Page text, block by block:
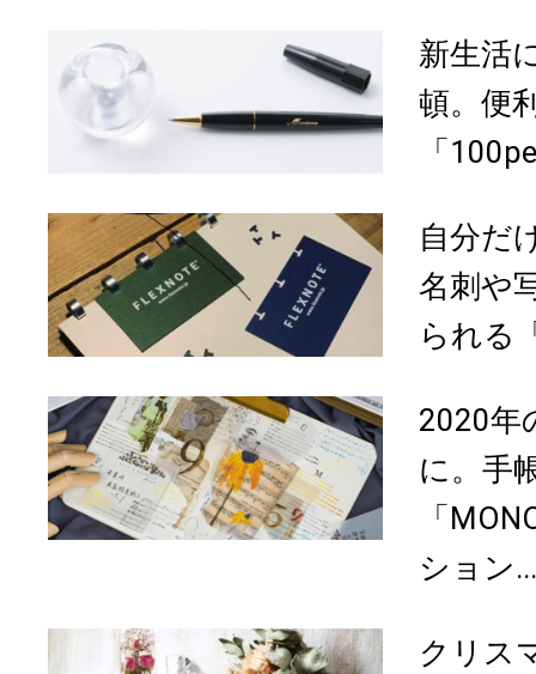
新生活
頓。便
「
自分だ
名刺や
られる
2020年
に。手
「
ション...
クリス